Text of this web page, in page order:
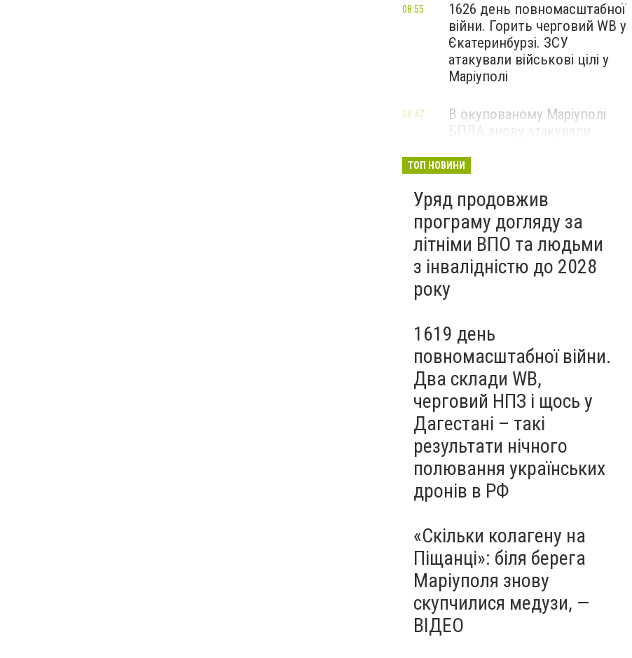
1626 день повномасштабної
війни. Горить черговий WB у
Єкатеринбурзі. ЗСУ
атакували військові цілі у
Маріуполі
08:55
В окупованому Маріуполі
БПЛА знову атакували
— ВІДЕО
08:47
ТОП НОВИНИ
Уряд продовжив
програму догляду за
літніми ВПО та людьми
з інвалідністю до 2028
року
1619 день
повномасштабної війни.
Два склади WB,
черговий НПЗ і щось у
Дагестані – такі
результати нічного
полювання українських
дронів в РФ
«Скільки колагену на
Піщанці»: біля берега
Маріуполя знову
скупчилися медузи, —
ВІДЕО